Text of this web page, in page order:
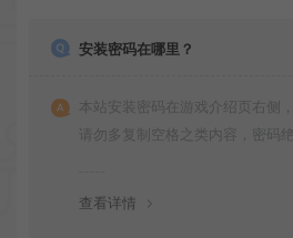
安装密码在哪里？
本站安装密码在游戏介绍页右侧
请勿多复制空格之类内容，密码
查看详情